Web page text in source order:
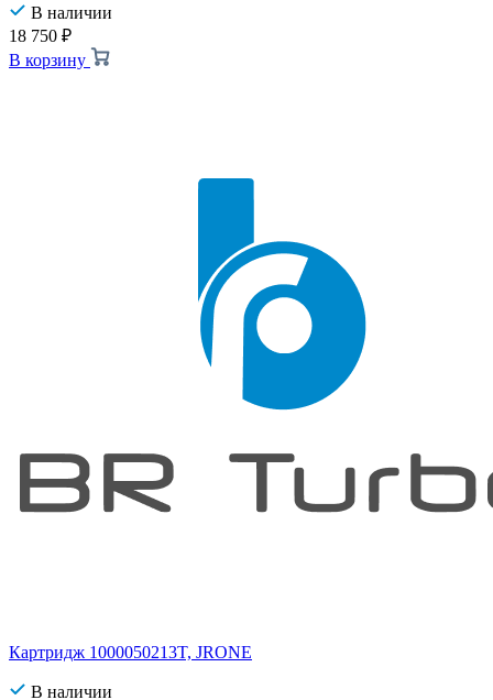
В наличии
18 750 ₽
В корзину
Картридж 1000050213T, JRONE
В наличии